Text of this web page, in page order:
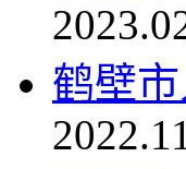
鹤壁